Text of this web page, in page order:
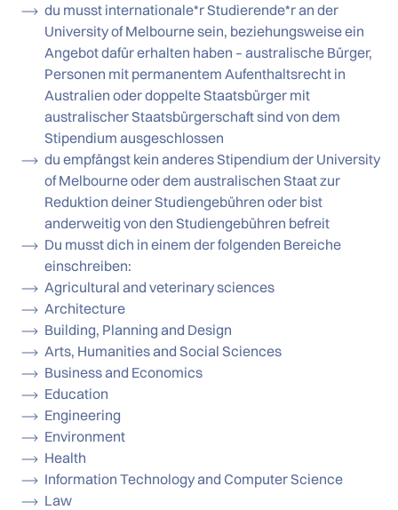
du musst internationale*r Studierende*r an der
University of Melbourne sein, beziehungsweise ein
Angebot dafür erhalten haben – australische Bürger,
Personen mit permanentem Aufenthaltsrecht in
Australien oder doppelte Staatsbürger mit
australischer Staatsbürgerschaft sind von dem
Stipendium ausgeschlossen
du empfängst kein anderes Stipendium der University
of Melbourne oder dem australischen Staat zur
Reduktion deiner Studiengebühren oder bist
anderweitig von den Studiengebühren befreit
Du musst dich in einem der folgenden Bereiche
einschreiben:
Agricultural and veterinary sciences
Architecture
Building, Planning and Design
Arts, Humanities and Social Sciences
Business and Economics
Education
Engineering
Environment
Health
Information Technology and Computer Science
Law